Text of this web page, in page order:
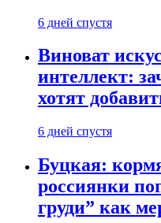
6 дней спустя
Виноват
интеллект:
хотят
6 дней спустя
Буцкая:
россиянки
груди” как